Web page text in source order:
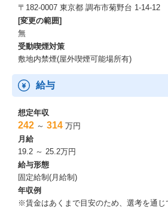
〒182-0007 東京都 調布市菊野台 1-14-12
[変更の範囲]
無
受動喫煙対策
敷地内禁煙(屋外喫煙可能場所有)
給与
想定年収
242 ～ 314 万円
月給
19.2 ～ 25.2万円
給与形態
固定給制(月給制)
年収例
※賃金はあくまで目安のため、選考を通じ